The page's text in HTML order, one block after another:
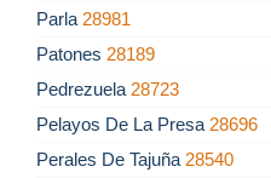
Parla 28981
Patones 28189
Pedrezuela 28723
Pelayos De La Presa 28696
Perales De Tajuña 28540